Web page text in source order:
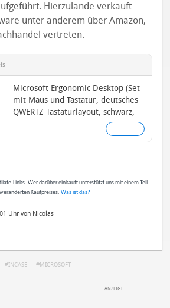
Hierzulande verkauft
unter anderem über Amazon,
vertreten.
Microsoft Ergonomic Desktop (Set
mit Maus und Tastatur, deutsches
QWERTZ Tastaturlayout, schwarz,
Links. Wer darüber einkauft unterstützt uns mit einem Teil
Kaufpreises. Was ist das?
Uhr von Nicolas
INCASE MICROSOFT